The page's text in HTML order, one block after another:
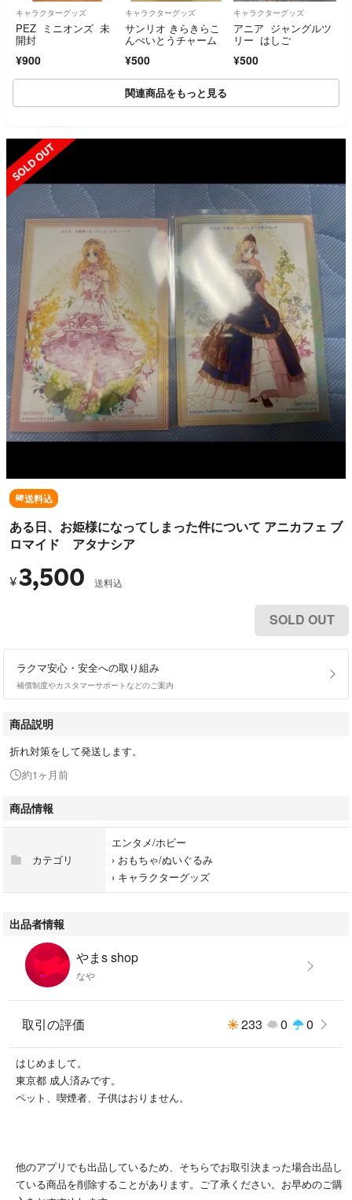
キャラクターグッズ
PEZ ミニオンズ 未
開封
¥900
キャラクターグッズ
サンリオ きらきらこ
んぺいとうチャーム
¥500
キャラクターグッズ
アニア ジャングルツ
リー はしご
¥500
関連商品をもっと見る
送料込
ある日、お姫様になってしまった件について アニカフェ ブ
ロマイド アタナシア
¥3,500 送料込
SOLD OUT
ラクマ安心・安全への取り組み
補償制度やカスタマーサポートなどのご案内
商品説明
折れ対策をして発送します。
約1ヶ月前
商品情報
カテゴリ
エンタメ/ホビー
› おもちゃ/ぬいぐるみ
› キャラクターグッズ
出品者情報
やまs shop
なや
取引の評価 233 0 0
はじめまして。
東京都 成人済みです。
ペット、喫煙者、子供はおりません。
他のアプリでも出品しているため、そちらでお取引決まった場合出品し
ている商品を削除することがあります。ご了承ください。お早めのご購